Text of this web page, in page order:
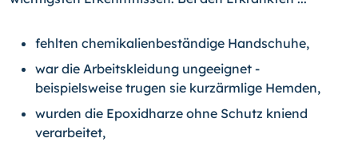
fehlten chemikalienbeständige Handschuhe,
war die Arbeitskleidung ungeeignet -
beispielsweise trugen sie kurzärmlige Hemden,
wurden die Epoxidharze ohne Schutz kniend
verarbeitet,